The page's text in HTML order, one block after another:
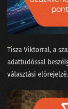
116
115 -
114
Tisza Viktorral⁠, a
adattudóssal
választási